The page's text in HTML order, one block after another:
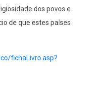
dos povos e
de que estes países
fichaLivro.asp?